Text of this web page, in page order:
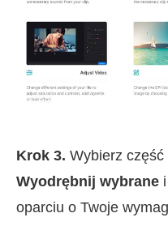
Krok 3. Wybierz
Wyodrębnij wybrane i
oparciu o Twoje